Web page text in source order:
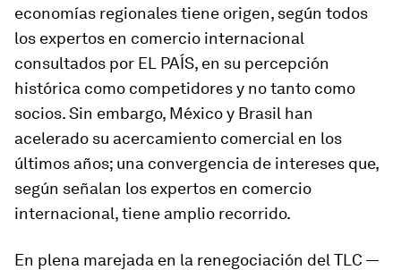
economías regionales tiene origen, según todos
los expertos en comercio internacional
consultados por EL PAÍS, en su percepción
histórica como competidores y no tanto como
socios. Sin embargo, México y Brasil han
acelerado su acercamiento comercial en los
últimos años; una convergencia de intereses que,
según señalan los expertos en comercio
internacional, tiene amplio recorrido.
En plena marejada en la renegociación del TLC —